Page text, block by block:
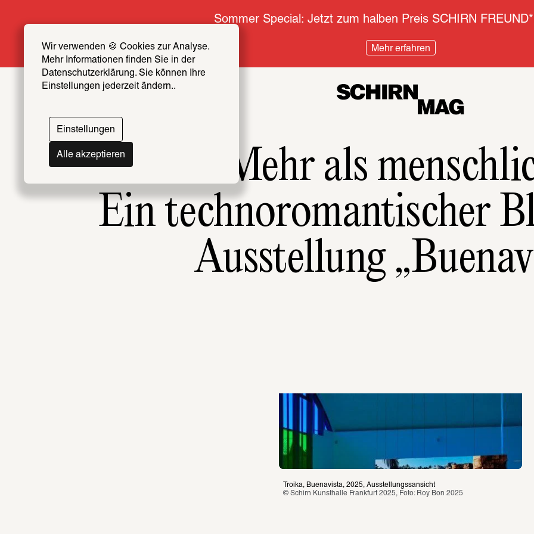
Wir verwenden 🍪 Cookies zur Analyse.
Mehr Informationen finden Sie in der
Datenschutzerklärung. Sie können Ihre
Einstellungen jederzeit ändern..
Einstellungen
Alle akzeptieren
Sommer Special: Jetzt zum halben Preis SCHIRN
Mehr erfahren
Mehr als
Ein technoromantischer
Ausstellung
Troika, Buenavista, 2025, Ausstellungssansicht
© Schirn Kunsthalle Frankfurt 2025, Foto: Roy Bon 2025